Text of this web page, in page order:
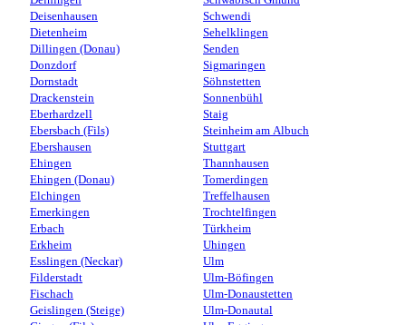
Deisenhausen
Dietenheim
Dillingen (Donau)
Donzdorf
Dornstadt
Drackenstein
Eberhardzell
Ebersbach (Fils)
Ebershausen
Ehingen
Ehingen (Donau)
Elchingen
Emerkingen
Erbach
Erkheim
Esslingen (Neckar)
Filderstadt
Fischach
Geislingen (Steige)
Schwendi
Sehelklingen
Senden
Sigmaringen
Söhnstetten
Sonnenbühl
Staig
Steinheim am Albuch
Stuttgart
Thannhausen
Tomerdingen
Treffelhausen
Trochtelfingen
Türkheim
Uhingen
Ulm
Ulm-Böfingen
Ulm-Donaustetten
Ulm-Donautal